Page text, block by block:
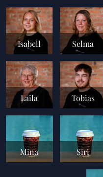
Isabell Selma
Laila Tobias
Mina Siri